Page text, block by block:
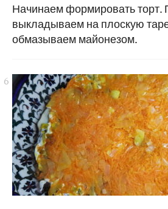
Начинаем формировать торт.
выкладываем на плоскую
обмазываем майонезом.